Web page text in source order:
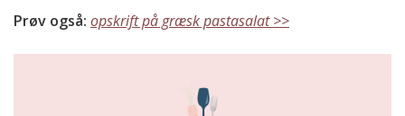
Prøv også: opskrift på græsk pastasalat >>